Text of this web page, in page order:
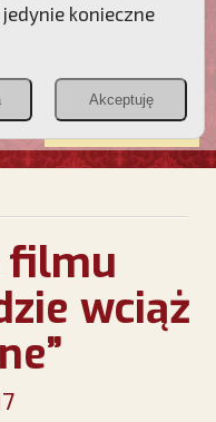
Przymierze
WESPRZYJ
NAS
filmu
wciąż
konieczne
Akceptuję